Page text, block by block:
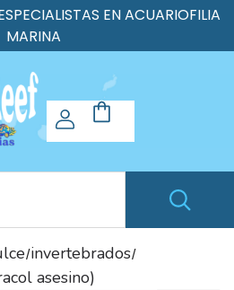
EN ACUARIOFILIA
MARINA
/invertebrados/
asesino)